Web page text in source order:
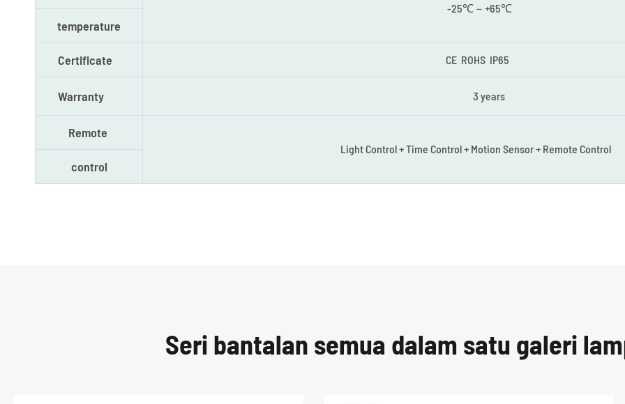
-25℃－+65℃
temperature
Certificate CE ROHS IP65
Warranty 3 years
Remote
Light Control + Time Control + Motion Sensor + Remote Control
control
Seri bantalan semua dalam satu galeri